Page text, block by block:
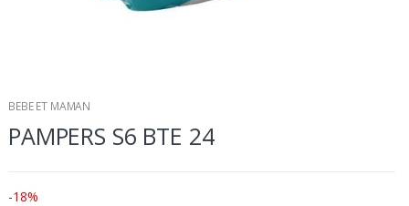
BEBE ET MAMAN
PAMPERS S6 BTE 24
-18%